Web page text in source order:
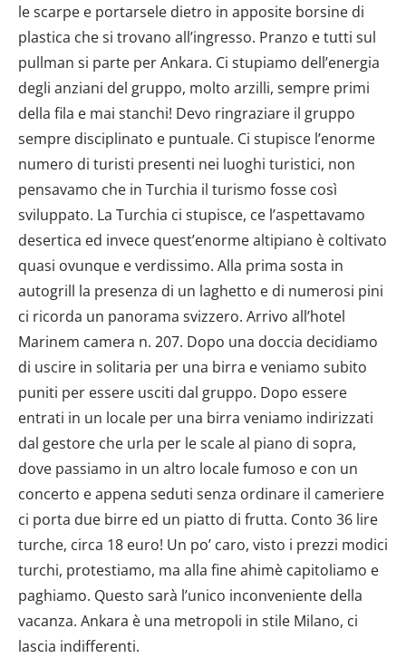
le scarpe e portarsele dietro in apposite borsine di
plastica che si trovano all’ingresso. Pranzo e tutti sul
pullman si parte per Ankara. Ci stupiamo dell’energia
degli anziani del gruppo, molto arzilli, sempre primi
della fila e mai stanchi! Devo ringraziare il gruppo
sempre disciplinato e puntuale. Ci stupisce l’enorme
numero di turisti presenti nei luoghi turistici, non
pensavamo che in Turchia il turismo fosse così
sviluppato. La Turchia ci stupisce, ce l’aspettavamo
desertica ed invece quest’enorme altipiano è coltivato
quasi ovunque e verdissimo. Alla prima sosta in
autogrill la presenza di un laghetto e di numerosi pini
ci ricorda un panorama svizzero. Arrivo all’hotel
Marinem camera n. 207. Dopo una doccia decidiamo
di uscire in solitaria per una birra e veniamo subito
puniti per essere usciti dal gruppo. Dopo essere
entrati in un locale per una birra veniamo indirizzati
dal gestore che urla per le scale al piano di sopra,
dove passiamo in un altro locale fumoso e con un
concerto e appena seduti senza ordinare il cameriere
ci porta due birre ed un piatto di frutta. Conto 36 lire
turche, circa 18 euro! Un po’ caro, visto i prezzi modici
turchi, protestiamo, ma alla fine ahimè capitoliamo e
paghiamo. Questo sarà l’unico inconveniente della
vacanza. Ankara è una metropoli in stile Milano, ci
lascia indifferenti.